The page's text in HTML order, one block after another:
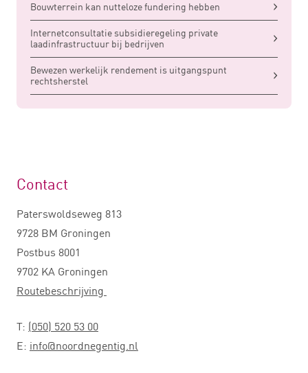
Bouwterrein kan nutteloze fundering hebben
Internetconsultatie subsidieregeling private
laadinfrastructuur bij bedrijven
Bewezen werkelijk rendement is uitgangspunt
rechtsherstel
Contact
Paterswoldseweg 813
9728 BM Groningen
Postbus 8001
9702 KA Groningen
Routebeschrijving
T: (050) 520 53 00
E: info@noordnegentig.nl